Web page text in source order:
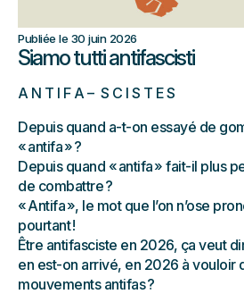
Publiée le 30 juin 2026
Siamo tutti antifascisti
A N T I F A – S C I S T E S
Depuis quand a-t-on essayé de
« antifa » ?
Depuis quand « antifa » fait-il plus
de combattre ?
« Antifa », le mot que l’on n’ose
pourtant !
Être antifasciste en 2026, ça veut
en est-on arrivé, en 2026 à vouloir
mouvements antifas ?